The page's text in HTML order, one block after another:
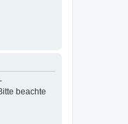
beachte